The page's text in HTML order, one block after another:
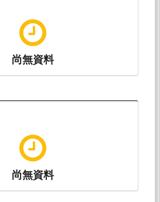
尚無資料
尚無資料